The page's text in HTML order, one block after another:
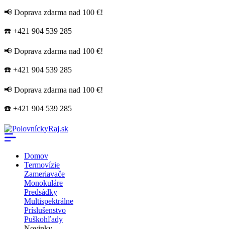
📢 Doprava zdarma nad 100 €!
☎️ +421 904 539 285
📢 Doprava zdarma nad 100 €!
☎️ +421 904 539 285
📢 Doprava zdarma nad 100 €!
☎️ +421 904 539 285
Domov
Termovízie
Zameriavače
Monokuláre
Predsádky
Multispektrálne
Príslušenstvo
Puškohľady